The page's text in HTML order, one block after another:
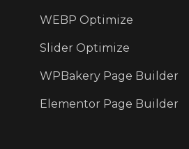
WEBP Optimize
Slider Optimize
WPBakery Page Builder
Elementor Page Builder